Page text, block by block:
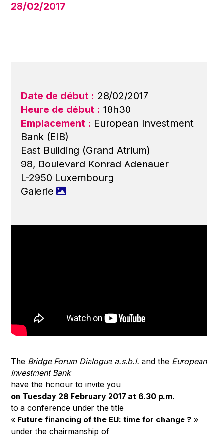
28/02/2017
Date de début : 28/02/2017
Heure de début : 18h30
Emplacement : European Investment
Bank (EIB)
East Building (Grand Atrium)
98, Boulevard Konrad Adenauer
L-2950 Luxembourg
Galerie
The Bridge Forum Dialogue a.s.b.l. and the European
Investment Bank
have the honour to invite you
on Tuesday 28 February 2017 at 6.30 p.m.
to a conference under the title
« Future financing of the EU: time for change ? »
under the chairmanship of